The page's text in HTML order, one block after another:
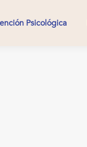
Psicológica
Psicológica